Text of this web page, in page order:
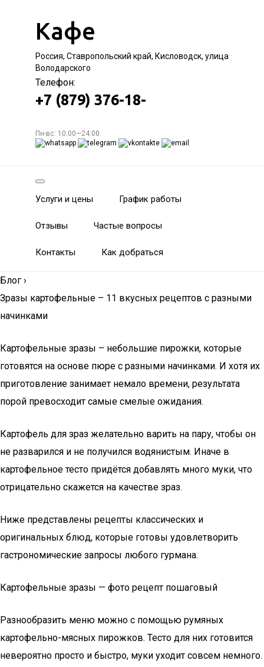
Кафе
Россия, Ставропольский край, Кисловодск, улица
Володарского
Телефон:
+7 (879) 376-18-
Пн-вс: 10:00—24:00
Услуги и цены График работы
Отзывы Частые вопросы
Контакты Как добраться
Блог ›
Зразы картофельные – 11 вкусных рецептов с разными
начинками
Картофельные зразы – небольшие пирожки, которые
готовятся на основе пюре с разными начинками. И хотя их
приготовление занимает немало времени, результата
порой превосходит самые смелые ожидания.
Картофель для зраз желательно варить на пару, чтобы он
не разварился и не получился водянистым. Иначе в
картофельное тесто придётся добавлять много муки, что
отрицательно скажется на качестве зраз.
Ниже представлены рецепты классических и
оригинальных блюд, которые готовы удовлетворить
гастрономические запросы любого гурмана.
Картофельные зразы — фото рецепт пошаговый
Разнообразить меню можно с помощью румяных
картофельно-мясных пирожков. Тесто для них готовится
невероятно просто и быстро, муки уходит совсем немного.